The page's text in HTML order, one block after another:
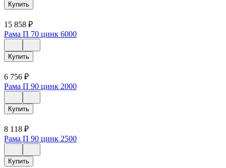
Купить
15 858 ₽
Рама П 70 цинк 6000
Купить
6 756 ₽
Рама П 90 цинк 2000
Купить
8 118 ₽
Рама П 90 цинк 2500
Купить